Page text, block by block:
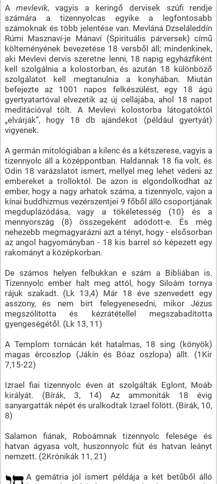
Amevlevik, vagyis a keringő dervisek szúfi rendje
számára a tizennyolcas egyike a legfontosabb
számoknak és több jelentése van. Mevláná Dzseláleddín
Rúmi Masznaví-je Mánaví (Spirituális párversek) című
költeményének bevezetése 18 versből áll; mindenkinek,
aki Mevlevi dervis szeretne lenni, 18 napig egyházfiként
kell szolgálnia a kolostorban, és azután 18 különböző
szolgálatot kell megtanulnia a konyhában. Miután
befejezte az 1001 napos felkészülést, egy 18 ágú
gyertyatartóval elvezetik az új cellájába, ahol 18 napot
meditációval tölt. A Mevlevi kolostorba látogatóktól
„elvárják”, hogy 18 db ajándékot (például gyertyát)
vigyenek.
A germán mitológiában a kilenc és a kétszerese, vagyis a
tizennyolc áll a középpontban. Haldannak 18 fia volt, és
Odin 18 varázslatot ismert, mellyel meg lehet védeni az
embereket a trolloktól. De azon is elgondolkodhat az
ember, hogy a nagy arhatok száma, a tizennyolc, vajon a
kínai buddhizmus vezérszentjei 9 főből álló csoportjának
megduplázódása, vagy a tökéletesség (10) és a
mennyország (8) összegeként adódott-e. És még
nehezebb megmagyarázni azt a tényt, hogy - elsősorban
az angol hagyományban - 18 kis barrel só képezett egy
rakományt a középkorban.
De számos helyen felbukkan e szám a Bibliában is.
Tizennyolc ember halt meg attól, hogy Siloám tornya
rájuk szakadt. (Lk 13,4) Már 18 éve szenvedett egy
asszony, és nem bírt felegyenesedni, mikor Jézus
megszólította és kézrátétellel megszabadította
gyengeségétől. (Lk 13, 11)
A Templom tornácán két hatalmas, 18 sing (könyök)
magas ércoszlop (Jákín és Bóaz oszlopa) állt. (1Kir
7,15-22)
Izrael fiai tizennyolc éven át szolgálták Eglont, Moáb
királyát. (Bírák, 3, 14) Az ammoniták 18 évig
sanyargatták népét és uralkodtak Izrael fölött. (Bírák, 10,
8)
Salamon fiának, Roboámnak tizennyolc felesége és
hatvan ágyasa volt, huszonnyolc fiút és hatvan leányt
nemzett. (2Krónikák 11, 21)
A gemátria jól ismert példája a két betűből álló